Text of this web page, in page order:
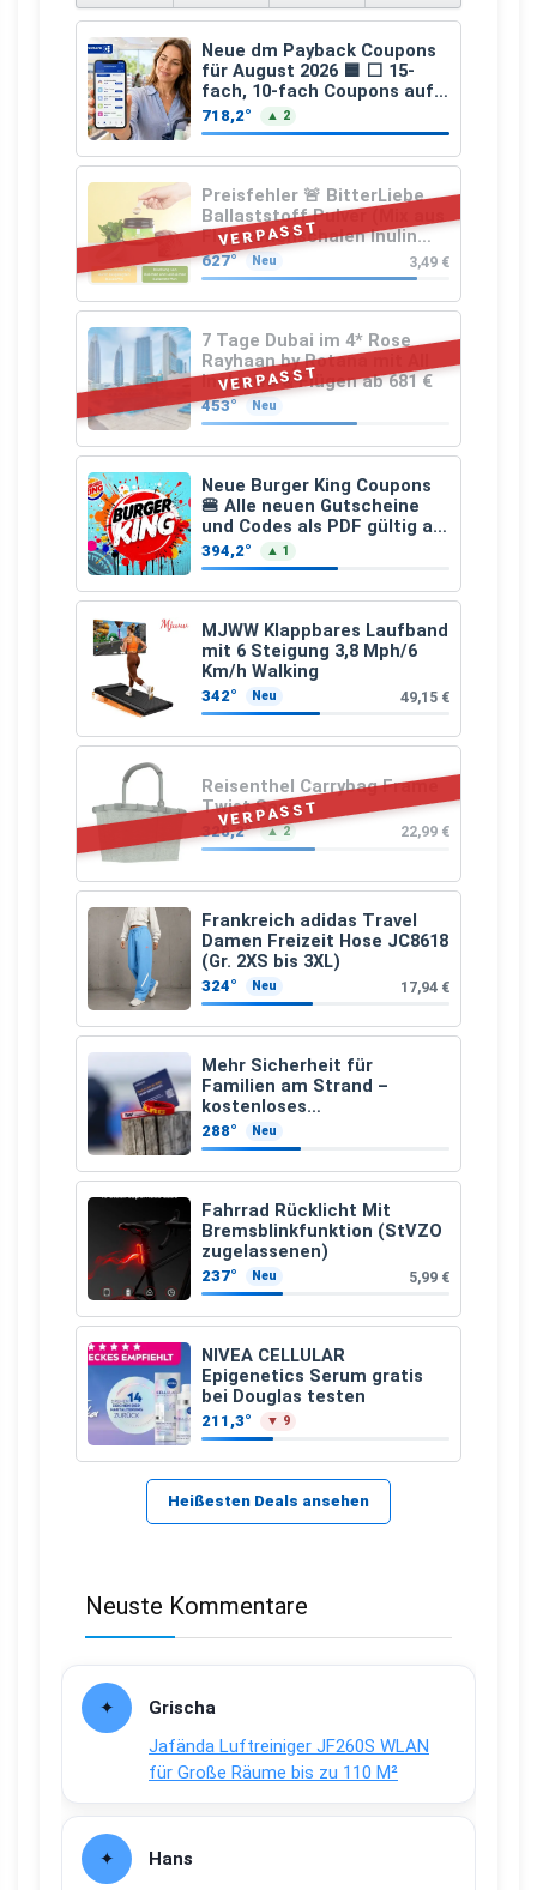
Neue dm Payback Coupons
für August 2026 🟦 ⬜ 15-
fach, 10-fach Coupons auf
den gesamten Einkauf ab 2
€
718,2° ▲ 2
VERPASST
Preisfehler 🚨 BitterLiebe
Ballaststoff Pulver (Mix aus
Flohsamenschalen Inulin
(Präbiotika) Leinsamen &
Apfelfaser)
627° Neu 3,49 €
VERPASST
7 Tage Dubai im 4* Rose
Rayhaan by Rotana mit All
Inclusive & Flügen ab 681 €
453° Neu
Neue Burger King Coupons
🍔 Alle neuen Gutscheine
und Codes als PDF gültig ab
25.07.2026 bis 04.09.2026
394,2° ▲ 1
MJWW Klappbares Laufband
mit 6 Steigung 3,8 Mph/6
Km/h Walking
342° Neu 49,15 €
VERPASST
Reisenthel Carrybag Frame
Twist Sage
328,2° ▲ 2 22,99 €
Frankreich adidas Travel
Damen Freizeit Hose JC8618
(Gr. 2XS bis 3XL)
324° Neu 17,94 €
Mehr Sicherheit für
Familien am Strand –
kostenloses
Kindersuchband der DLRG
288° Neu
Fahrrad Rücklicht Mit
Bremsblinkfunktion (StVZO
zugelassenen)
237° Neu 5,99 €
NIVEA CELLULAR
Epigenetics Serum gratis
bei Douglas testen
211,3° ▼ 9
Heißesten Deals ansehen
Neuste Kommentare
Grischa
Jafända Luftreiniger JF260S WLAN
für Große Räume bis zu 110 M²
Hans